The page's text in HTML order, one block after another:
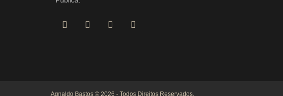
Agnaldo Bastos © 2026 - Todos Direitos Reservados.